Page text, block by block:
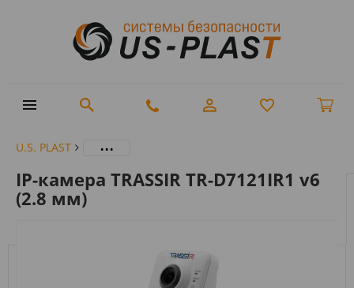
U.S. PLAST ...
IP-камера TRASSIR TR-D7121IR1 v6
(2.8 мм)